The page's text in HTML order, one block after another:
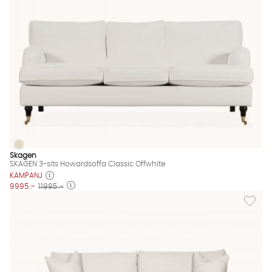
SKAGEN 3-sits Howardsoffa Classic Offwhite Finns även i
SKAGEN 3-sits Howardsoffa Classic Offwhite
Skagen
SKAGEN 3-sits Howardsoffa Classic Offwhite
KAMPANJ
9995 :- 11995 :-
Lägg